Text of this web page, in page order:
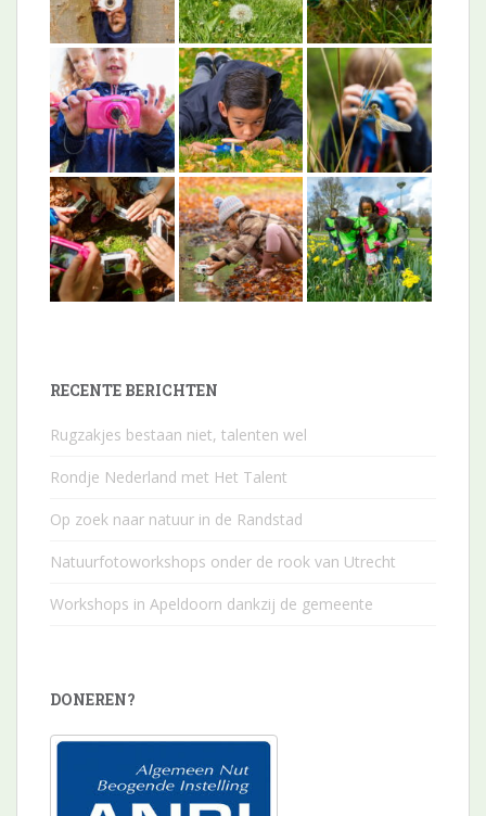
RECENTE BERICHTEN
Rugzakjes bestaan niet, talenten wel
Rondje Nederland met Het Talent
Op zoek naar natuur in de Randstad
Natuurfotoworkshops onder de rook van Utrecht
Workshops in Apeldoorn dankzij de gemeente
DONEREN?